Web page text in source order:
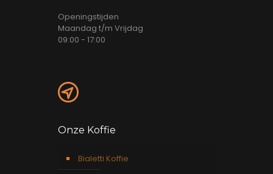
Openingstijden
Maandag t/m Vrijdag
09:00 - 17:00
Onze Koffie
Bialetti Koffie